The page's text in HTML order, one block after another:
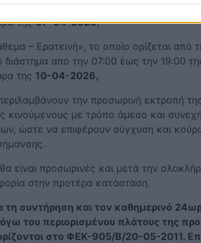
διάστημα από την 07:00 έως την 19:00
της07-04-2026,
– Ερατεινή», το οποίο ορίζεται από
διάστημα από την 07:00 έως την 19:00
της 10-04-2026,
την προσωρινή εκτροπή
κινούμενους με τρόπο άμεσο και
ώστε να επιφέρουν σύγχυση και
είναι προσωρινές και μετά την
στην προτέρα κατάσταση.
τη συντήρηση και τον καθημερινό
του περιορισμένου πλάτους της
στο ΦΕΚ-905/Β/20-05-2011.